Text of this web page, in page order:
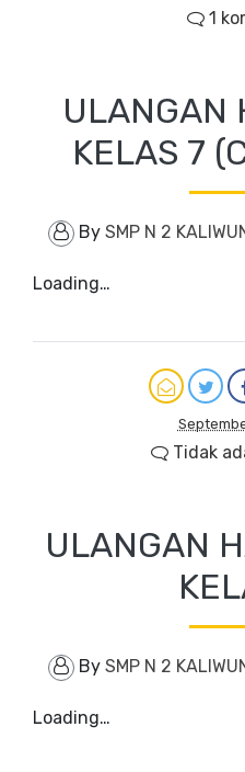
1
ULANGAN
KELAS 7
By SMP N 2
Loading…
Tidak
ULANGAN
By SMP N 2
Loading…